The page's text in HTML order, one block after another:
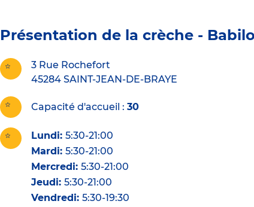
Présentation de la crèche -
3 Rue Rochefort
45284 SAINT-JEAN-DE-BRAYE
Capacité d'accueil 30
Lundi: 5:30-21:00
Mardi: 5:30-21:00
Mercredi: 5:30-21:00
Jeudi: 5:30-21:00
Vendredi: 5:30-19:30